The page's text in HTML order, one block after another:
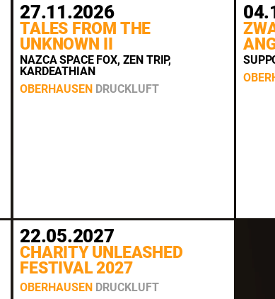
27.11.2026
TALES FROM THE
UNKNOWN II
NAZCA SPACE FOX, ZEN TRIP,
KARDEATHIAN
OBERHAUSEN DRUCKLUFT
22.05.2027
CHARITY UNLEASHED
FESTIVAL 2027
OBERHAUSEN DRUCKLUFT